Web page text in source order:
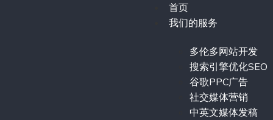
首页
我们的服务
多伦多网站开发
搜索引擎优化SEO
谷歌PPC广告
社交媒体营销
中英文媒体发稿